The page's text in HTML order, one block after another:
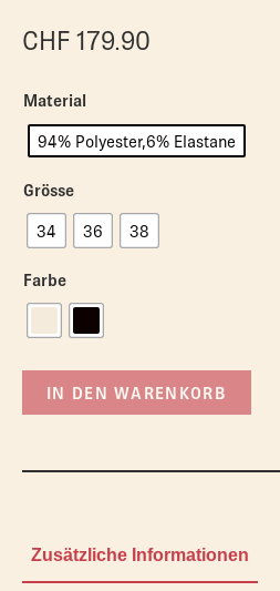
CHF 179.90
Material
94% Polyester,6% Elastane
Grösse
34 36 38
Farbe
IN DEN WARENKORB
Zusätzliche Informationen